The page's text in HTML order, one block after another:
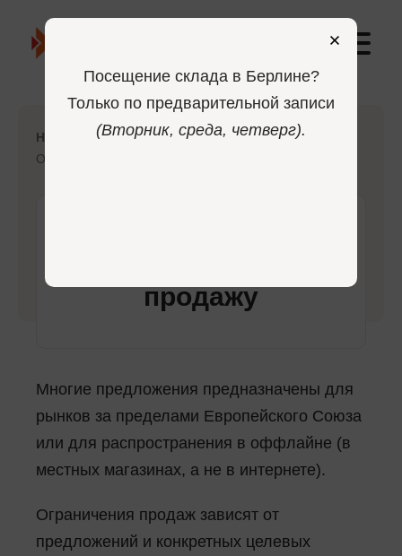
Home Главная страница—
Ограничения на продажу
продажу
Многие предложения предназначены для
рынков за пределами Европейского Союза
или для распространения в оффлайне (в
местных магазинах, а не в интернете).
Ограничения продаж зависят от
предложений и конкретных целевых
Посещение склада в Берлине?
Только по предварительной записи
(Вторник, среда, четверг).